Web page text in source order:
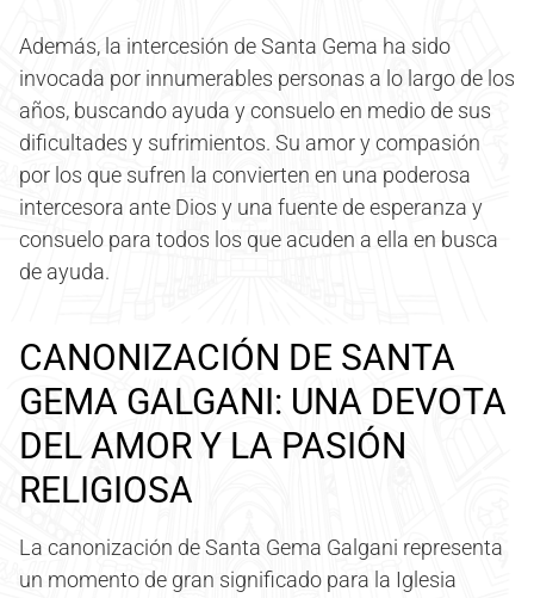
Además, la intercesión de Santa Gema ha sido
invocada por innumerables personas a lo largo de los
años, buscando ayuda y consuelo en medio de sus
dificultades y sufrimientos. Su amor y compasión
por los que sufren la convierten en una poderosa
intercesora ante Dios y una fuente de esperanza y
consuelo para todos los que acuden a ella en busca
de ayuda.
CANONIZACIÓN DE SANTA
GEMA GALGANI: UNA DEVOTA
DEL AMOR Y LA PASIÓN
RELIGIOSA
La canonización de Santa Gema Galgani representa
un momento de gran significado para la Iglesia